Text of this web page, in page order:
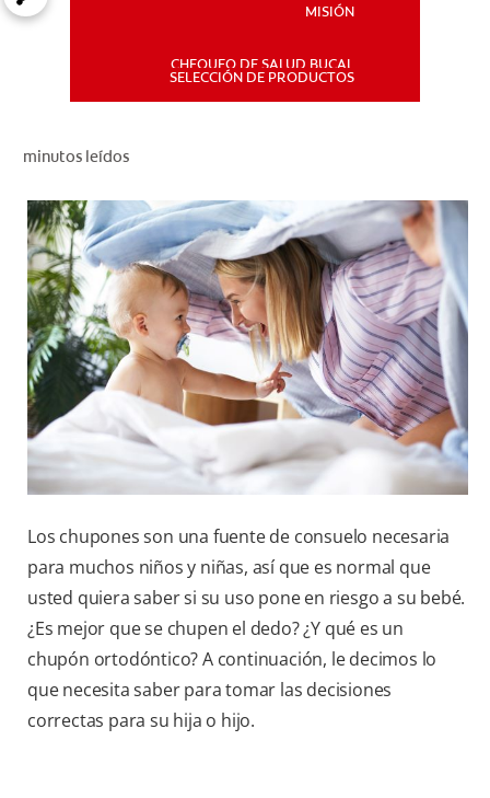
PARA PROFESIONALES
CUPONES
DÓNDE COMPRAR
VE (ES)
SUSCRÍBETE
MISIÓN
CHEQUEO DE SALUD BUCAL
SELECCIÓN DE PRODUCTOS
minutos leídos
Los chupones son una fuente de consuelo necesaria
para muchos niños y niñas, así que es normal que
usted quiera saber si su uso pone en riesgo a su bebé.
¿Es mejor que se chupen el dedo? ¿Y qué es un
chupón ortodóntico? A continuación, le decimos lo
que necesita saber para tomar las decisiones
correctas para su hija o hijo.